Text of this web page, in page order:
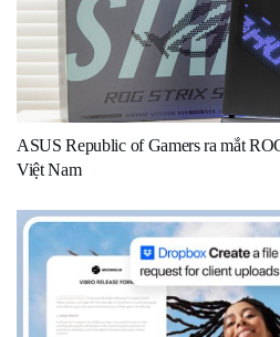
ASUS Republic of Gamers ra mắt
Việt Nam